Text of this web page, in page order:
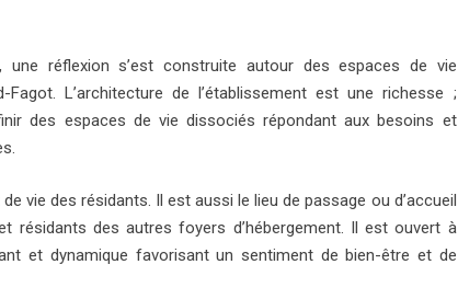
une réflexion s’est construite autour des espaces de vie
L’architecture de l’établissement est une richesse ;
des espaces de vie dissociés répondant aux besoins et
vie des résidants. Il est aussi le lieu de passage ou d’accueil
résidants des autres foyers d’hébergement. Il est ouvert à
et dynamique favorisant un sentiment de bien-être et de